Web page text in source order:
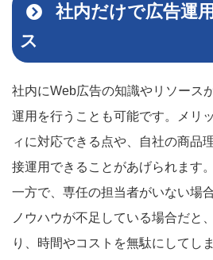
社内だけで広告運
ス
社内にWeb広告の知識やリソース
運用を行うことも可能です。メリ
ィに対応できる点や、自社の商品
接運用できることがあげられます。
一方で、専任の担当者がいない場
ノウハウが不足している場合だと
り、時間やコストを無駄にしてし